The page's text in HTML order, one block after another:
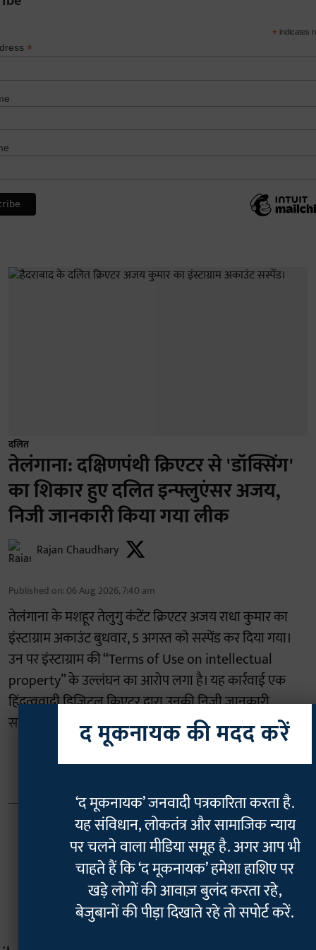
* indicates
*
दलित
तेलंगाना: दक्षिणपंथी क्रिएटर से 'डॉक्सिंग'
का शिकार हुए दलित इन्फ्लुएंसर अजय,
निजी जानकारी किया गया लीक
Rajan Chaudhary
Published on: 06 Aug 2026, 7:40 am
तेलंगाना के मशहूर तेलुगु कंटेंट क्रिएटर अजय राधा कुमार का
इंस्टाग्राम अकाउंट बुधवार, 5 अगस्त को सस्पेंड कर दिया गया।
उन पर इंस्टाग्राम की “Terms of Use on intellectual
property” के उल्लंघन का आरोप लगा है। यह कार्रवाई एक
हिंदुत्ववादी डिजिटल क्रिएटर द्वारा उनकी निजी जानकारी
सार्वजनिक (डॉक्सिंग) किए जाने के ठीक एक दिन बाद हुई है।
Read More
द मूकनायक की मदद करें
‘द मूकनायक’ जनवादी पत्रकारिता करता है.
यह संविधान, लोकतंत्र और सामाजिक न्याय
पर चलने वाला मीडिया समूह है. अगर आप भी
चाहते हैं कि ‘द मूकनायक’ हमेशा हाशिए पर
खड़े लोगों की आवाज़ बुलंद करता रहे,
बेजुबानों की पीड़ा दिखाते रहे तो सपोर्ट करें.